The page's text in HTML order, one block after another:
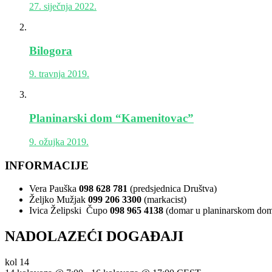
27. siječnja 2022.
Bilogora
9. travnja 2019.
Planinarski dom “Kamenitovac”
9. ožujka 2019.
INFORMACIJE
Vera Pauška 098 628 781 (predsjednica Društva)
Željko Mužjak 099 206 3300 (markacist)
Ivica Želipski Čupo 098 965 4138 (domar u planinarskom
NADOLAZEĆI DOGAĐAJI
kol 14